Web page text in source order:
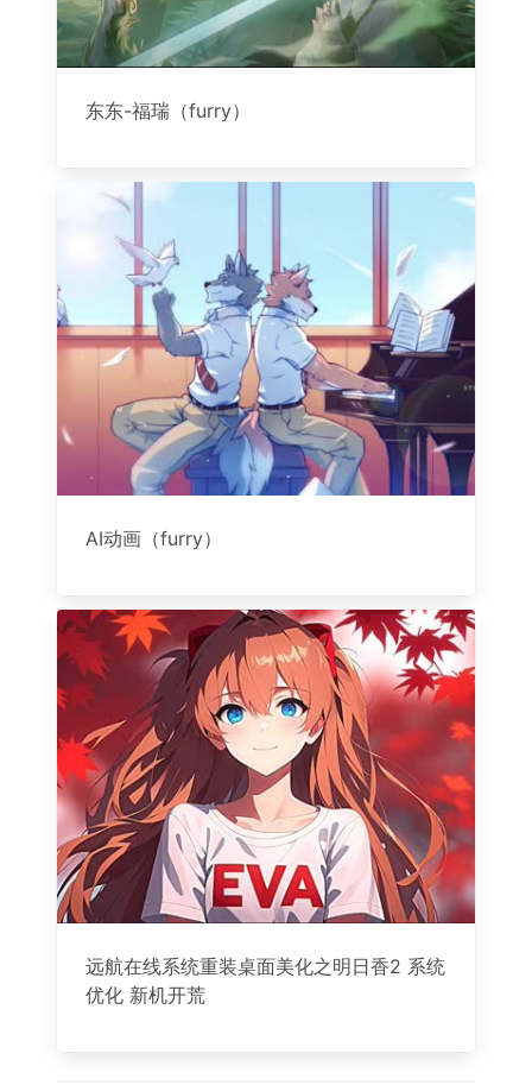
东东-福瑞（furry）
AI动画（furry）
远航在线系统重装桌面美化之明日香2 系统
优化 新机开荒